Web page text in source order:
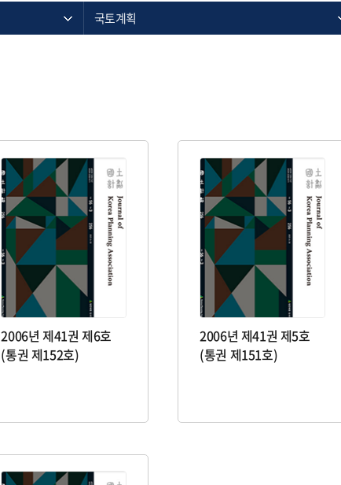
국토계획
2006년 제41권 제6호
(통권 제152호)
2006년 제41권 제5호
(통권 제151호)